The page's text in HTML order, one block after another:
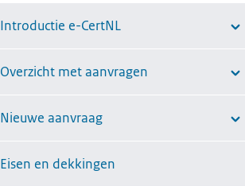
Introductie e-CertNL
Overzicht met aanvragen
Nieuwe aanvraag
Eisen en dekkingen